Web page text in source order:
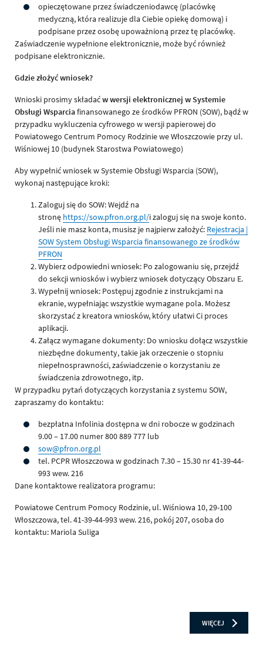
opieczętowane przez świadczeniodawcę (placówkę
medyczną, która realizuje dla Ciebie opiekę domową) i
podpisane przez osobę upoważnioną przez tę placówkę.
Zaświadczenie wypełnione elektronicznie, może być również
podpisane elektronicznie.
Gdzie złożyć wniosek?
Wnioski prosimy składaćw wersji elektronicznej w Systemie
Obsługi Wsparciafinansowanego ze środków PFRON (SOW), bądź w
przypadku wykluczenia cyfrowego w wersji papierowej do
Powiatowego Centrum Pomocy Rodzinie we Włoszczowie przy ul.
Wiśniowej 10 (budynek Starostwa Powiatowego)
Aby wypełnić wniosek w Systemie Obsługi Wsparcia (SOW),
wykonaj następujące kroki:
Zaloguj się do SOW: Wejdź na
stronę https://sow.pfron.org.pl/i zaloguj się na swoje konto.
Jeśli nie masz konta, musisz je najpierw założyć: Rejestracja |
SOW System Obsługi Wsparcia finansowanego ze środków
PFRON
Wybierz odpowiedni wniosek: Po zalogowaniu się, przejdź
do sekcji wniosków i wybierz wniosek dotyczący Obszaru E.
Wypełnij wniosek: Postępuj zgodnie z instrukcjami na
ekranie, wypełniając wszystkie wymagane pola. Możesz
skorzystać z kreatora wniosków, który ułatwi Ci proces
aplikacji.
Załącz wymagane dokumenty: Do wniosku dołącz wszystkie
niezbędne dokumenty, takie jak orzeczenie o stopniu
niepełnosprawności, zaświadczenie o korzystaniu ze
świadczenia zdrowotnego, itp.
W przypadku pytań dotyczących korzystania z systemu SOW,
zapraszamy do kontaktu:
bezpłatna Infolinia dostępna w dni robocze w godzinach
9.00 – 17.00 numer 800 889 777 lub
sow@pfron.org.pl
tel. PCPR Włoszczowa w godzinach 7.30 – 15.30 nr 41-39-44-
993 wew. 216
Dane kontaktowe realizatora programu:
Powiatowe Centrum Pomocy Rodzinie, ul. Wiśniowa 10, 29-100
Włoszczowa, tel. 41-39-44-993 wew. 216, pokój 207, osoba do
kontaktu: Mariola Suliga
CZYTAJ
WIĘCEJ O: OBSZAR